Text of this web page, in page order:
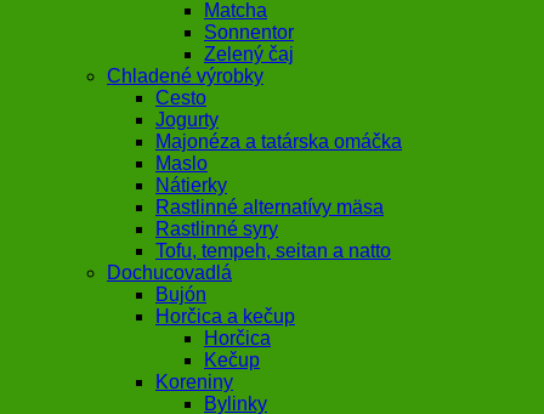
Matcha
Sonnentor
Zelený čaj
Chladené výrobky
Cesto
Jogurty
Majonéza a tatárska omáčka
Maslo
Nátierky
Rastlinné alternatívy mäsa
Rastlinné syry
Tofu, tempeh, seitan a natto
Dochucovadlá
Bujón
Horčica a kečup
Horčica
Kečup
Koreniny
Bylinky